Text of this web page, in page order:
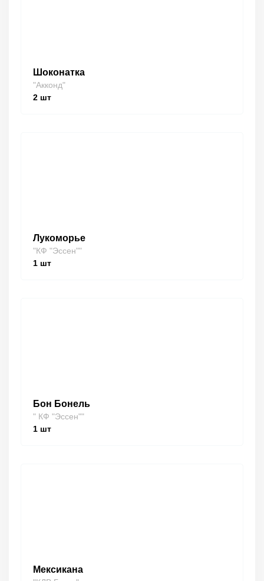
Шоконатка
"Акконд"
2 шт
Лукоморье
"КФ "Эссен""
1 шт
Бон Бонель
" КФ "Эссен""
1 шт
Мексикана